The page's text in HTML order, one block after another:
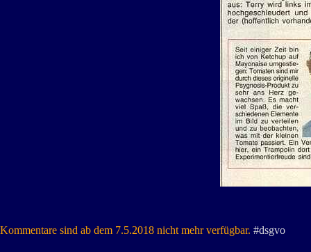
Kommentare sind ab dem 7.5.2018 nicht mehr verfügbar. #dsgvo